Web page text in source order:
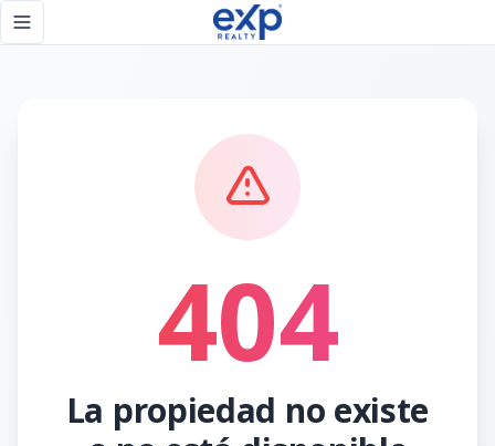
Toggle navigation menu
404
La propiedad no existe
Página no encontrada - eXp Realty República Dominicana